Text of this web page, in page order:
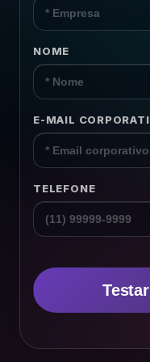
Plataforma
Pesquisas
Conteúdos
Recursos
NOME
E-MAIL
TELEFONE